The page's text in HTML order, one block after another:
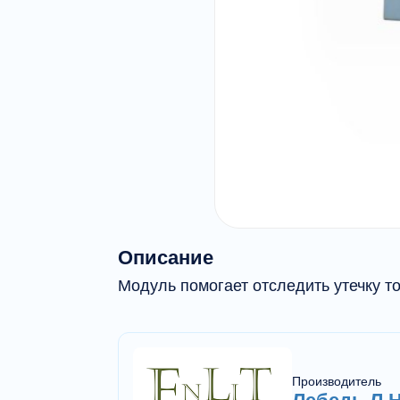
Описание
Модуль помогает отследить утечку
Производитель